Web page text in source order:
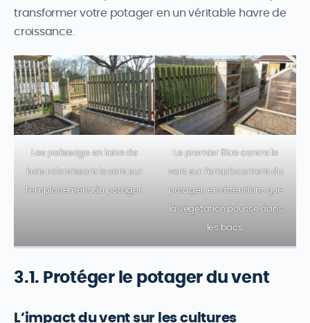
transformer votre potager en un véritable havre de
croissance.
Les palissage en latte de
bois ralentissent le vent sur
l’emplacement du potager.
Le premier filtre contre le
vent sur l’emplacement du
potager, en attendant que
la végétation pousse dans
les bacs.
3.1. Protéger le potager du vent
L’impact du vent sur les cultures